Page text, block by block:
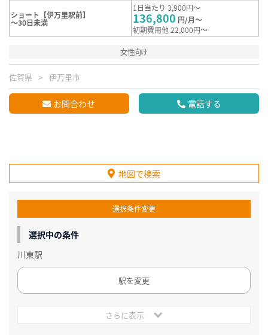
ショート【伊万里駅前】
～30日未満
1日当たり 3,900円～
136,800 円/月～
初期費用他 22,000円～
女性向け
佐賀県 伊万里市
お問合わせ 電話する
地図で検索
選択条件変更
選択中の条件
川東駅
駅を変更
さらに表示